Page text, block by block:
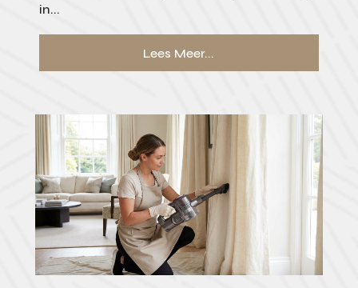
in...
Lees Meer...